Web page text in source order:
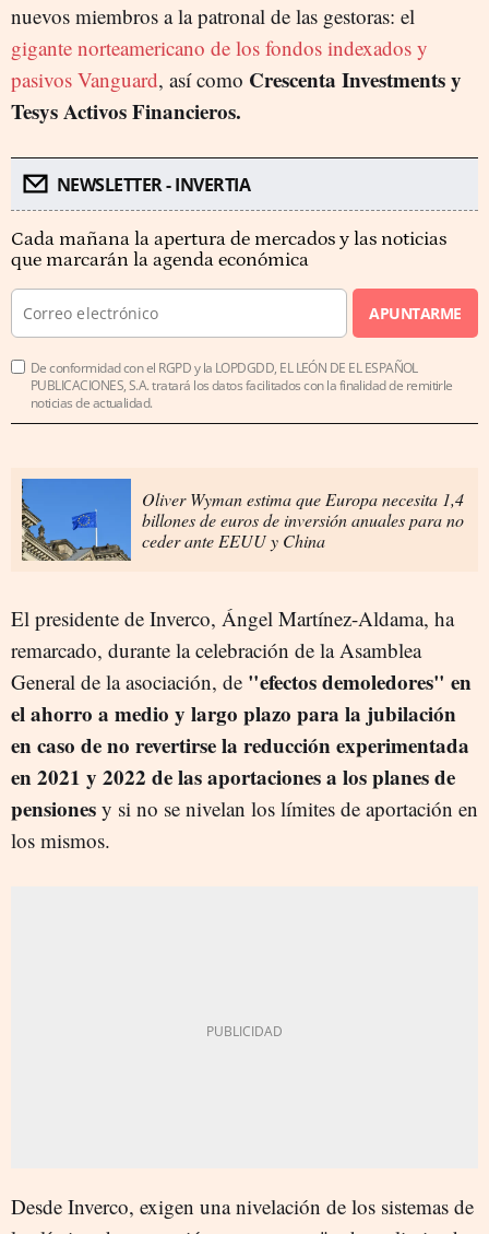
nuevos miembros a la patronal de las gestoras: el
gigante norteamericano de los fondos indexados y
pasivos Vanguard, así como Crescenta Investments y
Tesys Activos Financieros.
NEWSLETTER - INVERTIA
Cada mañana la apertura de mercados y las noticias
que marcarán la agenda económica
APUNTARME
De conformidad con el RGPD y la LOPDGDD, EL LEÓN DE EL ESPAÑOL
PUBLICACIONES, S.A. tratará los datos facilitados con la finalidad de remitirle
noticias de actualidad.
Oliver Wyman estima que Europa necesita 1,4
billones de euros de inversión anuales para no
ceder ante EEUU y China
El presidente de Inverco, Ángel Martínez-Aldama, ha
remarcado, durante la celebración de la Asamblea
General de la asociación, de "efectos demoledores" en
el ahorro a medio y largo plazo para la jubilación
en caso de no revertirse la reducción experimentada
en 2021 y 2022 de las aportaciones a los planes de
pensiones y si no se nivelan los límites de aportación en
los mismos.
Desde Inverco, exigen una nivelación de los sistemas de